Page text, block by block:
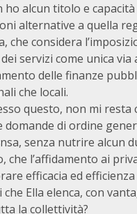
ho alcun titolo e
alternative a quella
che considera
servizi come unica via
delle finanze
che locali.
questo, non mi resta
domande di ordine
senza nutrire alcun
che l’affidamento ai
efficacia ed
che Ella elenca, con
la collettività?